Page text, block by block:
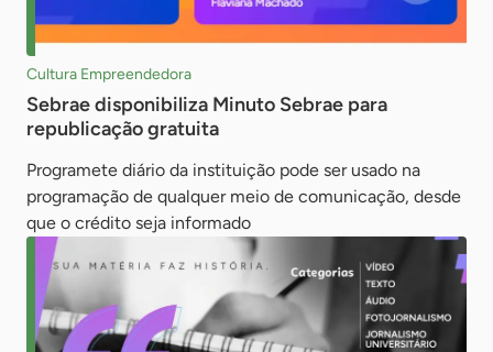
Cultura Empreendedora
Sebrae disponibiliza Minuto Sebrae para
republicação gratuita
Programete diário da instituição pode ser usado na
programação de qualquer meio de comunicação, desde
que o crédito seja informado